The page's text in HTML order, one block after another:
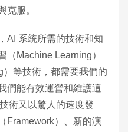
克服。
AI 系統所需的技術和知
（Machine Learning）
等技術，都需要我們的
們能有效運營和維護這
術又以驚人的速度發
Framework）、新的演